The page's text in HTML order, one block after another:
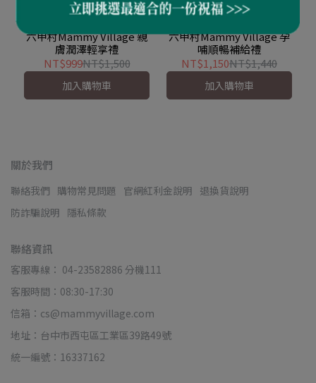
六甲村Mammy Village 親
膚潤澤輕享禮
NT$999NT$1,500
加入購物車
六甲村Mammy Village 孕
哺順暢補給禮
NT$1,150NT$1,440
加入購物車
關於我們
聯絡我們 購物常見問題 官網紅利金說明 退換貨說明
防詐騙說明 隱私條款
聯絡資訊
客服專線： 04-23582886 分機111
客服時間：08:30-17:30
信箱：cs@mammyvillage.com
地址：台中市西屯區工業區39路49號
統一編號：16337162